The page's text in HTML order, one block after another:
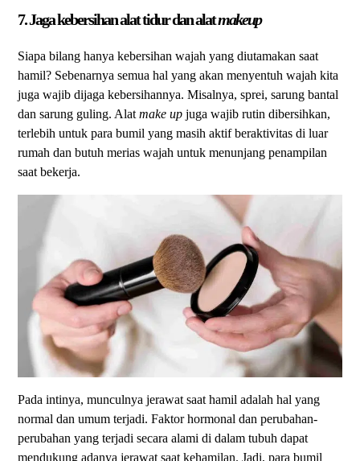
7. Jaga kebersihan alat tidur dan alatmakeup
Siapa bilang hanya kebersihan wajah yang diutamakan saat
hamil? Sebenarnya semua hal yang akan menyentuh wajah kita
juga wajib dijaga kebersihannya. Misalnya, sprei, sarung bantal
dan sarung guling. Alatmake up juga wajib rutin dibersihkan,
terlebih untuk para bumil yang masih aktif beraktivitas di luar
rumah dan butuh merias wajah untuk menunjang penampilan
saat bekerja.
Pada intinya, munculnya jerawat saat hamil adalah hal yang
normal dan umum terjadi. Faktor hormonal dan perubahan-
perubahan yang terjadi secara alami di dalam tubuh dapat
mendukung adanya jerawat saat kehamilan. Jadi, para bumil